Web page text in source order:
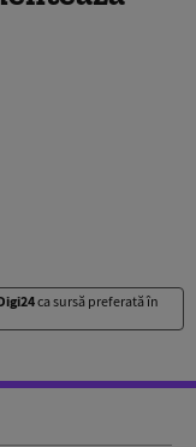
ca sursă preferată în